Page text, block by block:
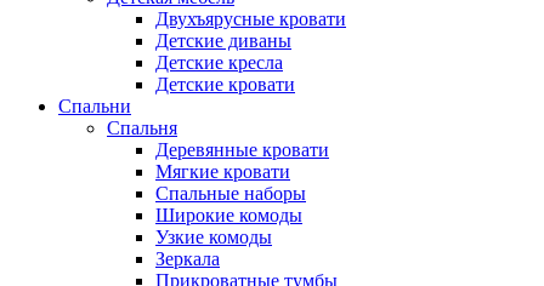
Двухъярусные кровати
Детские диваны
Детские кресла
Детские кровати
Спальни
Спальня
Деревянные кровати
Мягкие кровати
Спальные наборы
Широкие комоды
Узкие комоды
Зеркала
Прикроватные тумбы